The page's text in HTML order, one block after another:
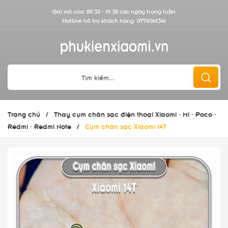
Giờ mở cửa: 09:30 - 19:30 các ngày trong tuần
Hotline hỗ trợ khách hàng: 0778061341
Trang chủ / Thay cụm chân sạc điện thoại Xiaomi - Mi - Poco -
Redmi - Redmi Note / Cụm chân sạc Xiaomi 14T